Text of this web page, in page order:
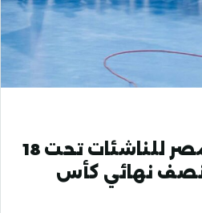
رسميًا | منتخب مصر للناشئات تحت 18
نصف نهائي كأس